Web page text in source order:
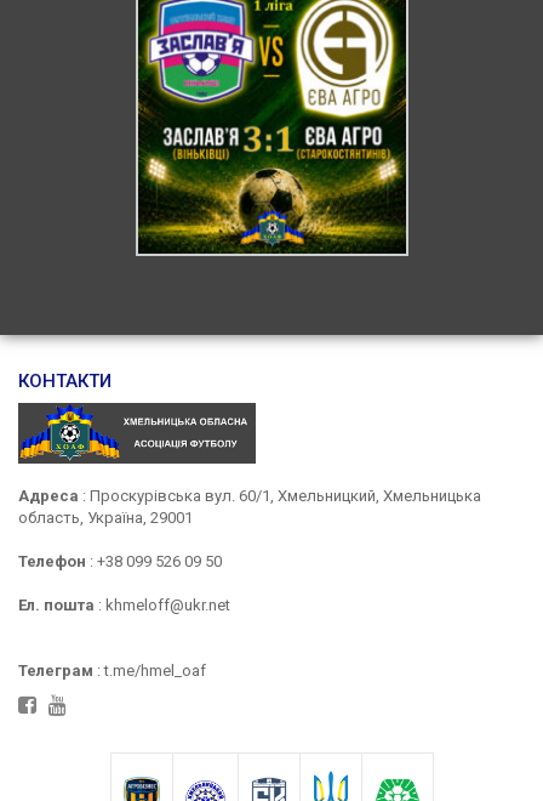
КОНТАКТИ
Адреса : Проскурівська вул. 60/1, Хмельницкий, Хмельницька
область, Україна, 29001
Телефон : +38 099 526 09 50
Ел. пошта : khmeloff@ukr.net
Телеграм : t.me/hmel_oaf